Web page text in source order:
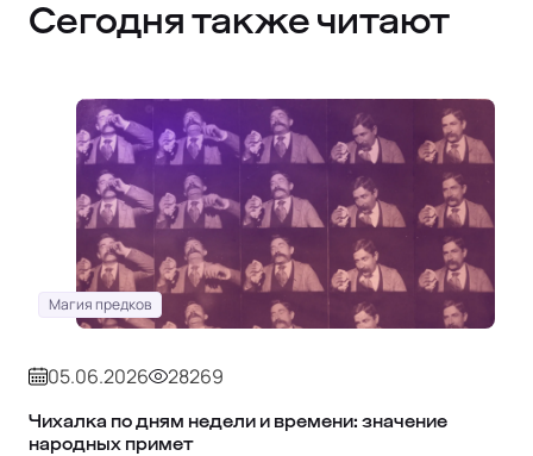
Сегодня также читают
Магия предков
05.06.2026 28269
Чихалка по дням недели и времени: значение
народных примет